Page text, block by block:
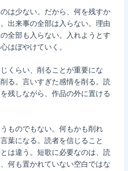
は少ない。だから、何を残すか
出来事の全部は入らない。理由
全部も入らない。入れようとす
はぼやけていく。
くらい、削ることが重要にな
る。言いすぎた感情を削る。読
残しながら、作品の外に置ける
ものでもない。何もかも削れ
葉になる。読者を信じること
は違う。短歌に必要なのは、読
何も置かれていない空白ではな